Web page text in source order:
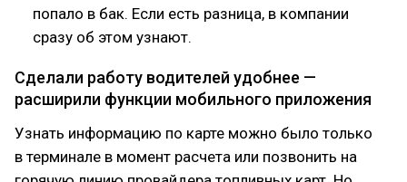
попало в бак. Если есть разница, в компании
сразу об этом узнают.
Сделали работу водителей удобнее —
расширили функции мобильного приложения
Узнать информацию по карте можно было только
в терминале в момент расчета или позвонить на